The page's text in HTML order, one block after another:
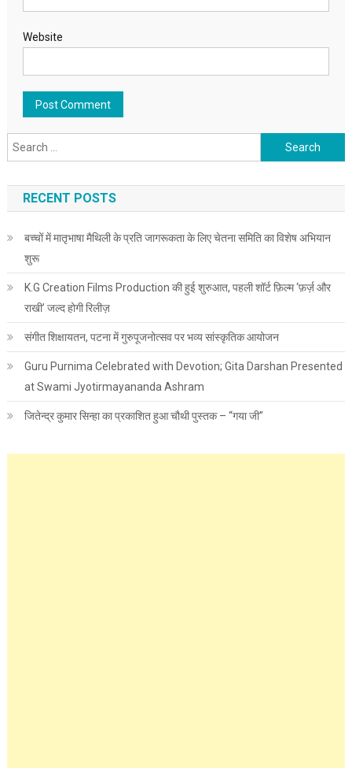
Website
Search for:
RECENT POSTS
बच्चों में मातृभाषा मैथिली के प्रति जागरूकता के लिए चेतना समिति का विशेष अभियान
शुरू
K.G Creation Films Production की हुई शुरुआत, पहली शॉर्ट फ़िल्म ‘फ़र्ज़ और
राखी’ जल्द होगी रिलीज़
संगीत शिक्षायतन, पटना में गुरुपूजनोत्सव पर भव्य सांस्कृतिक आयोजन
Guru Purnima Celebrated with Devotion; Gita Darshan Presented
at Swami Jyotirmayananda Ashram
जितेन्द्र कुमार सिन्हा का प्रकाशित हुआ चौथी पुस्तक – “गया जी”